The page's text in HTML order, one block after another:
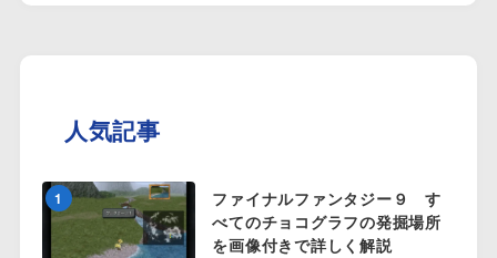
人気記事
1
ファイナルファンタジー９ す
べてのチョコグラフの発掘場所
を画像付きで詳しく解説